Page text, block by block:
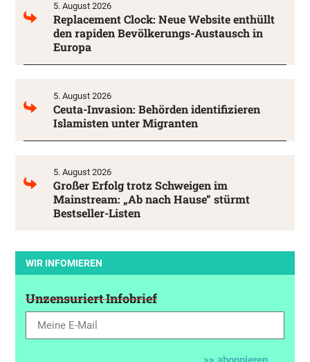
5. August 2026
Replacement Clock: Neue Website enthüllt
den rapiden Bevölkerungs-Austausch in
Europa
5. August 2026
Ceuta-Invasion: Behörden identifizieren
Islamisten unter Migranten
5. August 2026
Großer Erfolg trotz Schweigen im
Mainstream: „Ab nach Hause“ stürmt
Bestseller-Listen
WIR INFOMIEREN
Unzensuriert Infobrief